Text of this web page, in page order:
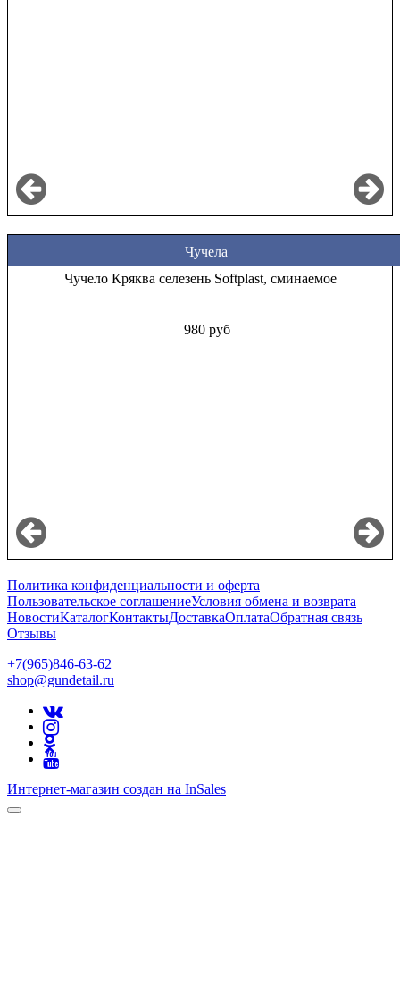
Чучела
Чучело Кряква селезень Softplast, сминаемое
980 руб
Политика конфиденциальности и оферта
Пользовательское соглашениеУсловия обмена и возврата
НовостиКаталогКонтактыДоставкаОплатаОбратная связь
Отзывы
+7(965)846-63-62
shop@gundetail.ru
Интернет-магазин создан на InSales